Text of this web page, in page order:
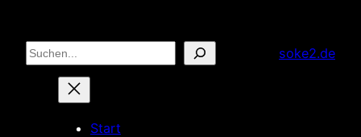
Inhalt
springen
Suchen soke2.de
Start